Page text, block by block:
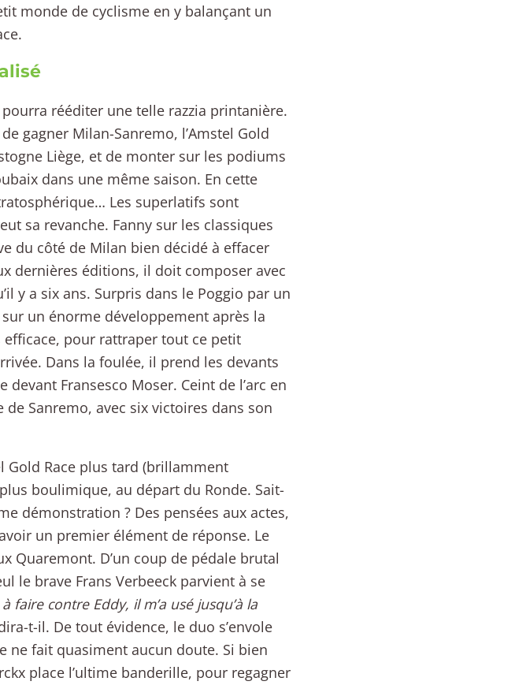
monde de cyclisme en y balançant un
rééditer une telle razzia printanière.
gagner Milan-Sanremo, l’Amstel Gold
Liège, et de monter sur les podiums
dans une même saison. En cette
Les superlatifs sont
sa revanche. Fanny sur les classiques
du côté de Milan bien décidé à effacer
dernières éditions, il doit composer avec
y a six ans. Surpris dans le Poggio par un
un énorme développement après la
pour rattraper tout ce petit
Dans la foulée, il prend les devants
Fransesco Moser. Ceint de l’arc en
de Sanremo, avec six victoires dans son
Gold Race plus tard (brillamment
boulimique, au départ du Ronde. Sait-
démonstration ? Des pensées aux actes,
un premier élément de réponse. Le
Quaremont. D’un coup de pédale brutal
le brave Frans Verbeeck parvient à se
faire contre Eddy, il m’a usé jusqu’à la
t-il. De tout évidence, le duo s’envole
ne fait quasiment aucun doute. Si bien
place l’ultime banderille, pour regagner